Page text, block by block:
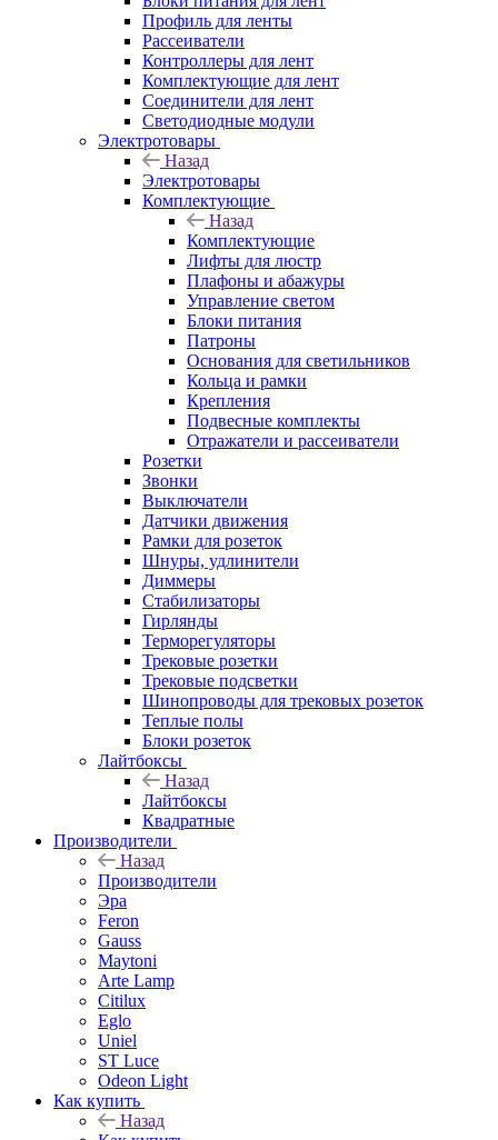
Профиль для ленты
Рассеиватели
Контроллеры для лент
Комплектующие для лент
Соединители для лент
Светодиодные модули
Электротовары
Назад
Электротовары
Комплектующие
Назад
Комплектующие
Лифты для люстр
Плафоны и абажуры
Управление светом
Блоки питания
Патроны
Основания для светильников
Кольца и рамки
Крепления
Подвесные комплекты
Отражатели и рассеиватели
Розетки
Звонки
Выключатели
Датчики движения
Рамки для розеток
Шнуры, удлинители
Диммеры
Стабилизаторы
Гирлянды
Терморегуляторы
Трековые розетки
Трековые подсветки
Шинопроводы для трековых розеток
Теплые полы
Блоки розеток
Лайтбоксы
Назад
Лайтбоксы
Квадратные
Производители
Назад
Производители
Эра
Feron
Gauss
Maytoni
Arte Lamp
Citilux
Eglo
Uniel
ST Luce
Odeon Light
Как купить
Назад